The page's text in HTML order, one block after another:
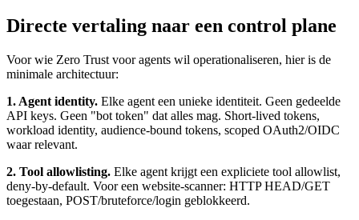
Directe vertaling naar een control plane
Voor wie Zero Trust voor agents wil operationaliseren, hier is de
minimale architectuur:
1. Agent identity. Elke agent een unieke identiteit. Geen gedeelde
API keys. Geen "bot token" dat alles mag. Short-lived tokens,
workload identity, audience-bound tokens, scoped OAuth2/OIDC
waar relevant.
2. Tool allowlisting. Elke agent krijgt een expliciete tool allowlist,
deny-by-default. Voor een website-scanner: HTTP HEAD/GET
toegestaan, POST/bruteforce/login geblokkeerd.